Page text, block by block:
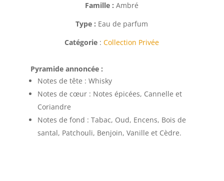
Famille : Ambré
Type : Eau de parfum
Catégorie :Collection Privée
Pyramide annoncée :
Notes de tête : Whisky
Notes de cœur : Notes épicées, Cannelle et
Coriandre
Notes de fond : Tabac, Oud, Encens, Bois de
santal, Patchouli, Benjoin, Vanille et Cèdre.